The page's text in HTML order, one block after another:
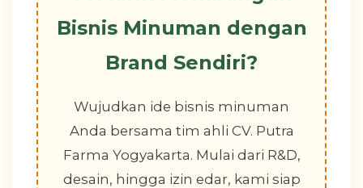
Bisnis Minuman dengan
Brand Sendiri?
Wujudkan ide bisnis minuman
Anda bersama tim ahli CV. Putra
Farma Yogyakarta. Mulai dari R&D,
desain, hingga izin edar, kami siap